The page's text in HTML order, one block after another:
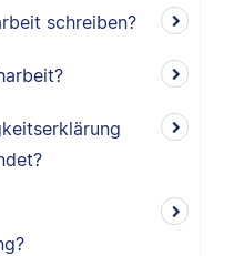
schreiben?